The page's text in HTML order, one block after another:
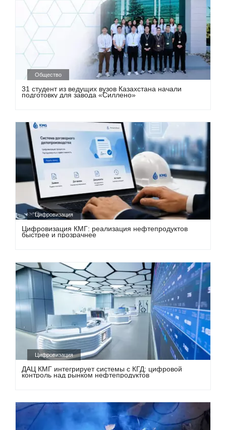
Общество
31 студент из ведущих вузов Казахстана начали
подготовку для завода «Силлено»
Цифровизация
Цифровизация КМГ: реализация нефтепродуктов
быстрее и прозрачнее
Цифровизация
ДАЦ КМГ интегрирует системы с КГД: цифровой
контроль над рынком нефтепродуктов